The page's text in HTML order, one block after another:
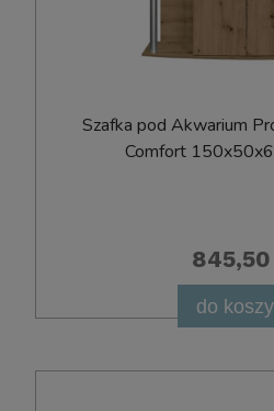
Szafka pod Akwarium
Comfort
845,50
do